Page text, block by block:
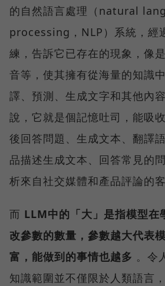
的自然語言處理（natural
processing，NLP）系統，經
練，告訴它已存在的現象，像
音等，使其擁有從海量的知識
譯、預測、生成文字和其他內
說，它就是個記憶吐司，能吸
後回答問題、生成文本、翻譯
品描述生成文本、回答常見的
析來自社交媒體和產品評論的客
而 LLM中的「大」是指模型在
改參數的數量，參數越大代表
富，能做到的事情也越多 。令
知識範圍並不僅限於人類語言